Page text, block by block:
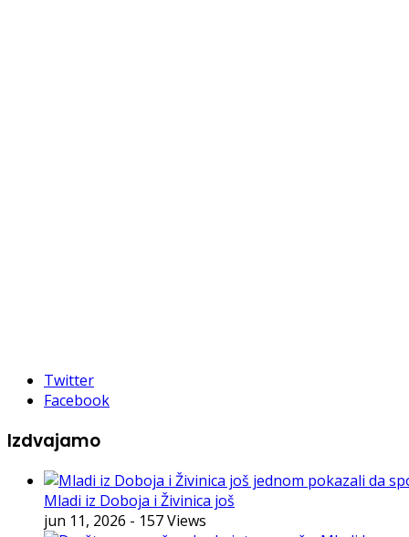
Twitter
Facebook
Izdvajamo
Mladi iz Doboja i Živinica još
jun 11, 2026 - 157 Views